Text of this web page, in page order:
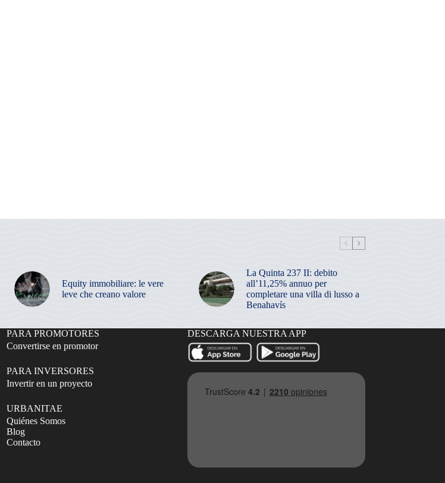
Equity immobiliare: le vere
leve che creano valore
La Quinta 237 II: debito
all’11,25% annuo per
completare una villa di lusso a
Benahavís
PARA PROMOTORES
Convertirse en promotor
PARA INVERSORES
Invertir en un proyecto
URBANITAE
Quiénes Somos
Blog
Contacto
DESCARGA NUESTRA APP